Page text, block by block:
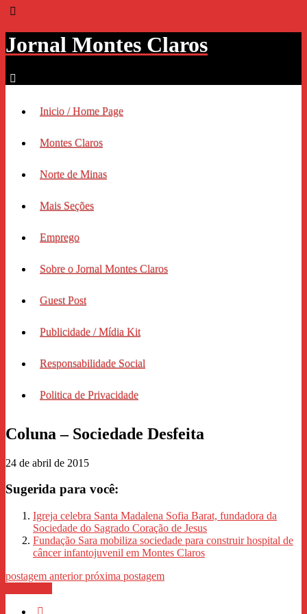
Jornal Montes Claros
Inicio / Home Page
Montes Claros
Norte de Minas
Mais Seções
Emprego
Sobre o Jornal Montes Claros
Guest Post
Publicidade / Mídia Kit
Responsabilidade Social
Politica de Privacidade
Coluna – Sociedade Desfeita
24 de abril de 2015
Sugerida para você:
Igreja celebra Santa Madalena Sofia Barat, fundadora da
Sociedade do Sagrado Coração de Jesus
Fundação Sara mobiliza sociedade para construir hospital de
câncer infantojuvenil em Montes Claros
postagem anteriorpróxima postagem